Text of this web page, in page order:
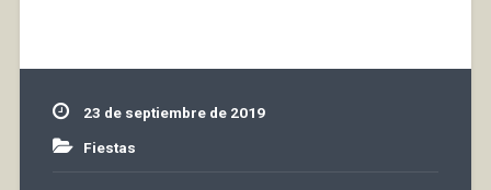
23 de septiembre de 2019
Fiestas